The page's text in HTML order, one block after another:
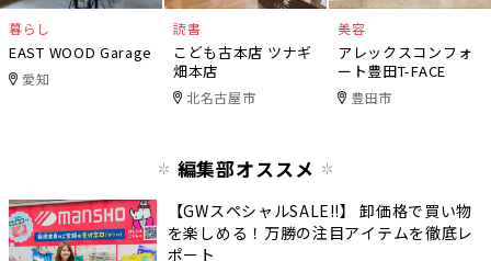
暮らし
EAST WOOD Garage
愛知
読書
こども古本店 ツナギ
畑本店
北名古屋市
美容
アレックスコンフォ
ート豊田T-FACE
豊田市
編集部オススメ
【GWスペシャルSALE‼︎】 卸価格で買い物
を楽しめる！万勝の注目アイテムを徹底レ
ポート